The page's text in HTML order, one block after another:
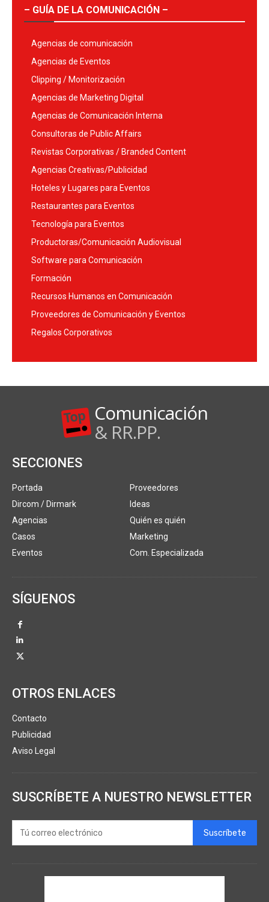
– GUÍA DE LA COMUNICACIÓN –
Agencias de comunicación
Agencias de Eventos
Clipping / Monitorización
Agencias de Marketing Digital
Agencias de Comunicación Interna
Consultoras de Public Affairs
Revistas Corporativas / Branded Content
Agencias Creativas/Publicidad
Hoteles y Lugares para Eventos
Restaurantes para Eventos
Tecnología para Eventos
Productoras/Comunicación Audiovisual
Software para Comunicación
Formación
Recursos Humanos en Comunicación
Proveedores de Comunicación y Eventos
Regalos Corporativos
Comunicación
& RR.PP.
SECCIONES
Portada
Dircom / Dirmark
Agencias
Casos
Eventos
Proveedores
Ideas
Quién es quién
Marketing
Com. Especializada
SÍGUENOS
OTROS ENLACES
Contacto
Publicidad
Aviso Legal
SUSCRÍBETE A NUESTRO NEWSLETTER
Suscríbete